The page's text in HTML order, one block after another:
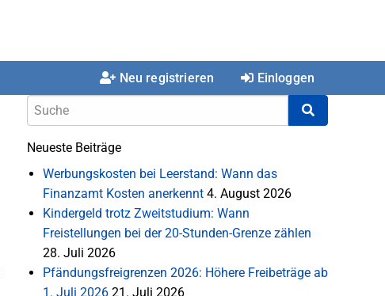
Neu registrieren Einloggen
Neueste Beiträge
Werbungskosten bei Leerstand: Wann das
Finanzamt Kosten anerkennt 4. August 2026
Kindergeld trotz Zweitstudium: Wann
Freistellungen bei der 20-Stunden-Grenze zählen
28. Juli 2026
Pfändungsfreigrenzen 2026: Höhere Freibeträge ab
1. Juli 2026 21. Juli 2026